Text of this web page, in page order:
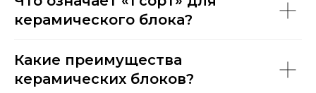
керамического блока?
Какие преимущества
керамических блоков?